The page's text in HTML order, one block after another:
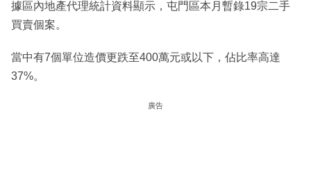
據區內地產代理統計資料顯示，屯門區本月暫錄19宗二手
買賣個案。
當中有7個單位造價更跌至400萬元或以下，佔比率高達
37%。
廣告